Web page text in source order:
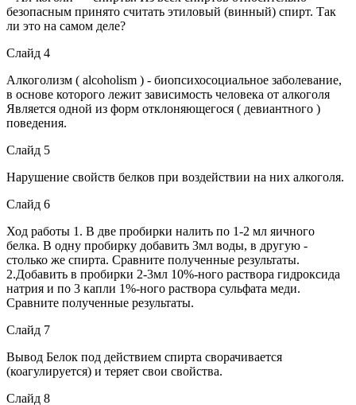
безопасным принято считать этиловый (винный) спирт. Так
ли это на самом деле?
Слайд 4
Алкоголизм ( alcoholism ) - биопсихосоциальное заболевание,
в основе которого лежит зависимость человека от алкоголя
Является одной из форм отклоняющегося ( девиантного )
поведения.
Слайд 5
Нарушение свойств белков при воздействии на них алкоголя.
Слайд 6
Ход работы 1. В две пробирки налить по 1-2 мл яичного
белка. В одну пробирку добавить 3мл воды, в другую -
столько же спирта. Сравните полученные результаты.
2.Добавить в пробирки 2-3мл 10%-ного раствора гидроксида
натрия и по 3 капли 1%-ного раствора сульфата меди.
Сравните полученные результаты.
Слайд 7
Вывод Белок под действием спирта сворачивается
(коагулируется) и теряет свои свойства.
Слайд 8